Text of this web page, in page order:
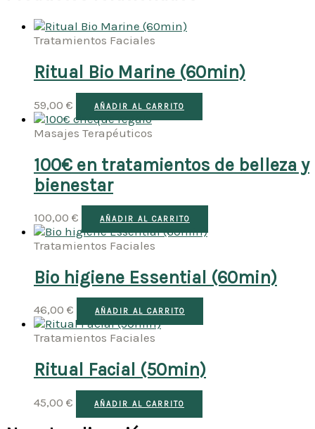
Tratamientos Faciales
Ritual Bio Marine (60min)
59,00 € AÑADIR AL CARRITO
Masajes Terapéuticos
100€ en tratamientos de belleza y
bienestar
100,00 € AÑADIR AL CARRITO
Tratamientos Faciales
Bio higiene Essential (60min)
46,00 € AÑADIR AL CARRITO
Tratamientos Faciales
Ritual Facial (50min)
45,00 € AÑADIR AL CARRITO